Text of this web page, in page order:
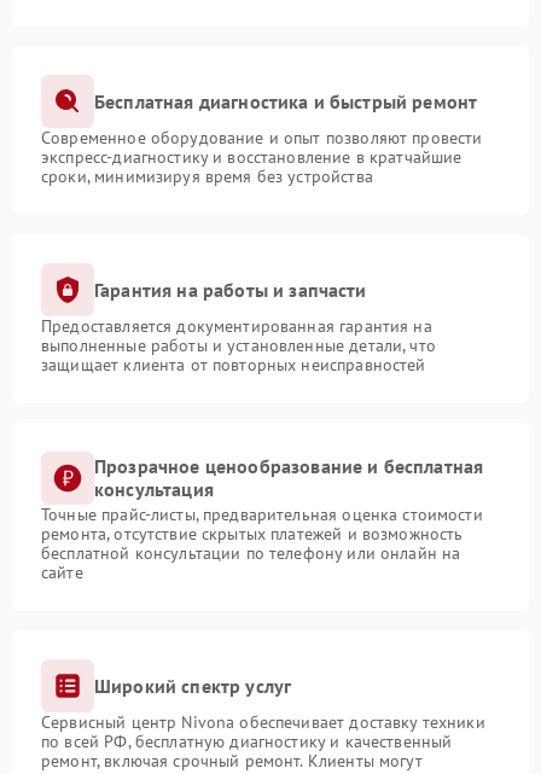
Бесплатная диагностика и быстрый ремонт
Современное оборудование и опыт позволяют провести
экспресс-диагностику и восстановление в кратчайшие
сроки, минимизируя время без устройства
Гарантия на работы и запчасти
Предоставляется документированная гарантия на
выполненные работы и установленные детали, что
защищает клиента от повторных неисправностей
Прозрачное ценообразование и бесплатная
консультация
Точные прайс-листы, предварительная оценка стоимости
ремонта, отсутствие скрытых платежей и возможность
бесплатной консультации по телефону или онлайн на
сайте
Широкий спектр услуг
Сервисный центр Nivona обеспечивает доставку техники
по всей РФ, бесплатную диагностику и качественный
ремонт, включая срочный ремонт. Клиенты могут